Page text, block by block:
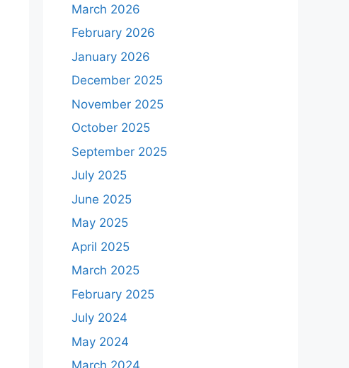
March 2026
February 2026
January 2026
December 2025
November 2025
October 2025
September 2025
July 2025
June 2025
May 2025
April 2025
March 2025
February 2025
July 2024
May 2024
March 2024